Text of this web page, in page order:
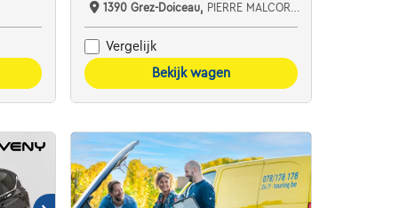
1390 Grez-Doiceau, PIERRE MALCORPS AUTOMOBILES SRL
Vergelijk
Bekijk wagen